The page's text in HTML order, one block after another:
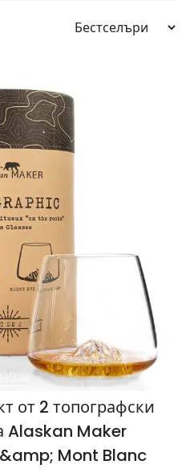
от 2 топографски
Alaskan Maker
Mont Blanc